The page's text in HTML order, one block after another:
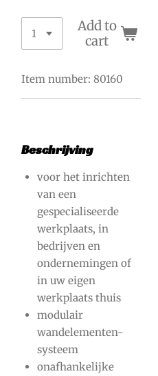
Add to
cart
Item number: 80160
Beschrijving
voor het inrichten
van een
gespecialiseerde
werkplaats, in
bedrijven en
ondernemingen of
in uw eigen
werkplaats thuis
modulair
wandelementen-
systeem
onafhankelijke